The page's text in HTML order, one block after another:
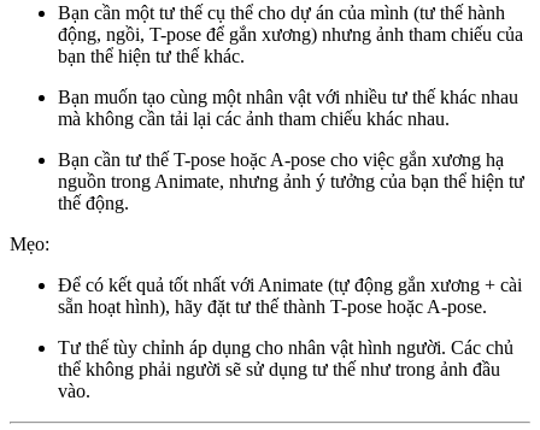
Bạn cần một tư thế cụ thể cho dự án của mình (tư thế hành
động, ngồi, T-pose để gắn xương) nhưng ảnh tham chiếu của
bạn thể hiện tư thế khác.
Bạn muốn tạo cùng một nhân vật với nhiều tư thế khác nhau
mà không cần tải lại các ảnh tham chiếu khác nhau.
Bạn cần tư thế T-pose hoặc A-pose cho việc gắn xương hạ
nguồn trong Animate, nhưng ảnh ý tưởng của bạn thể hiện tư
thế động.
Mẹo:
Để có kết quả tốt nhất với Animate (tự động gắn xương + cài
sẵn hoạt hình), hãy đặt tư thế thành T-pose hoặc A-pose.
Tư thế tùy chỉnh áp dụng cho nhân vật hình người. Các chủ
thể không phải người sẽ sử dụng tư thế như trong ảnh đầu
vào.